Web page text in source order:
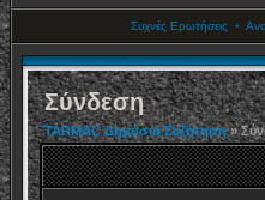
Συχνές Ερωτήσεις •
Σύνδεση
TARMAC Δημόσια Συζήτηση»